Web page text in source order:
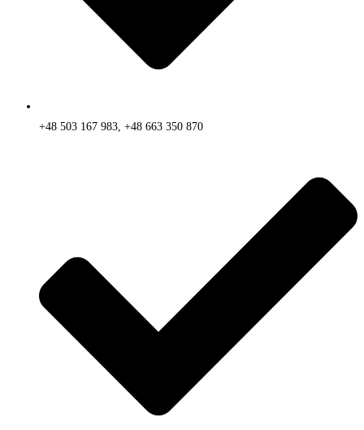
+48 503 167 983, +48 663 350 870